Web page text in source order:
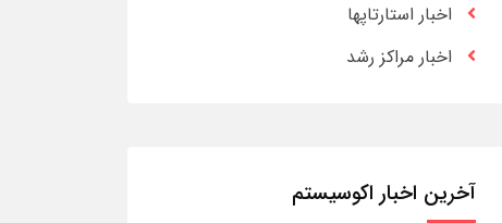
اخبار استارتاپها
اخبار مراکز رشد
آخرین اخبار اکوسیستم